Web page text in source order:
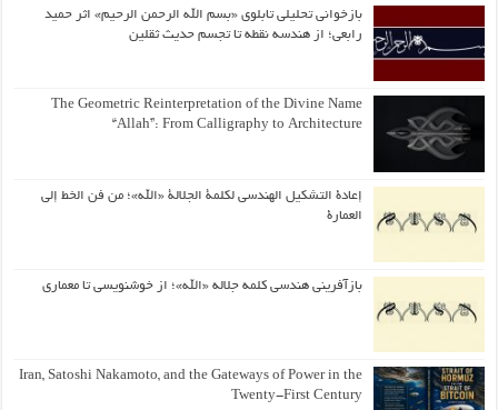
بازخوانی تحلیلی تابلوی «بسم الله الرحمن الرحیم» اثر حمید
رابعی؛ از هندسه نقطه تا تجسم حدیث ثقلین
The Geometric Reinterpretation of the Divine Name
“Allah”: From Calligraphy to Architecture
إعادة التشكيل الهندسي لكلمة الجلالة «الله»؛ من فن الخط إلى
العمارة
بازآفرینی هندسی کلمه جلاله «الله»؛ از خوشنویسی تا معماری
Iran, Satoshi Nakamoto, and the Gateways of Power in the
Twenty-First Century